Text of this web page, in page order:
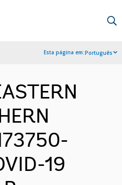
Esta página em:Português
19